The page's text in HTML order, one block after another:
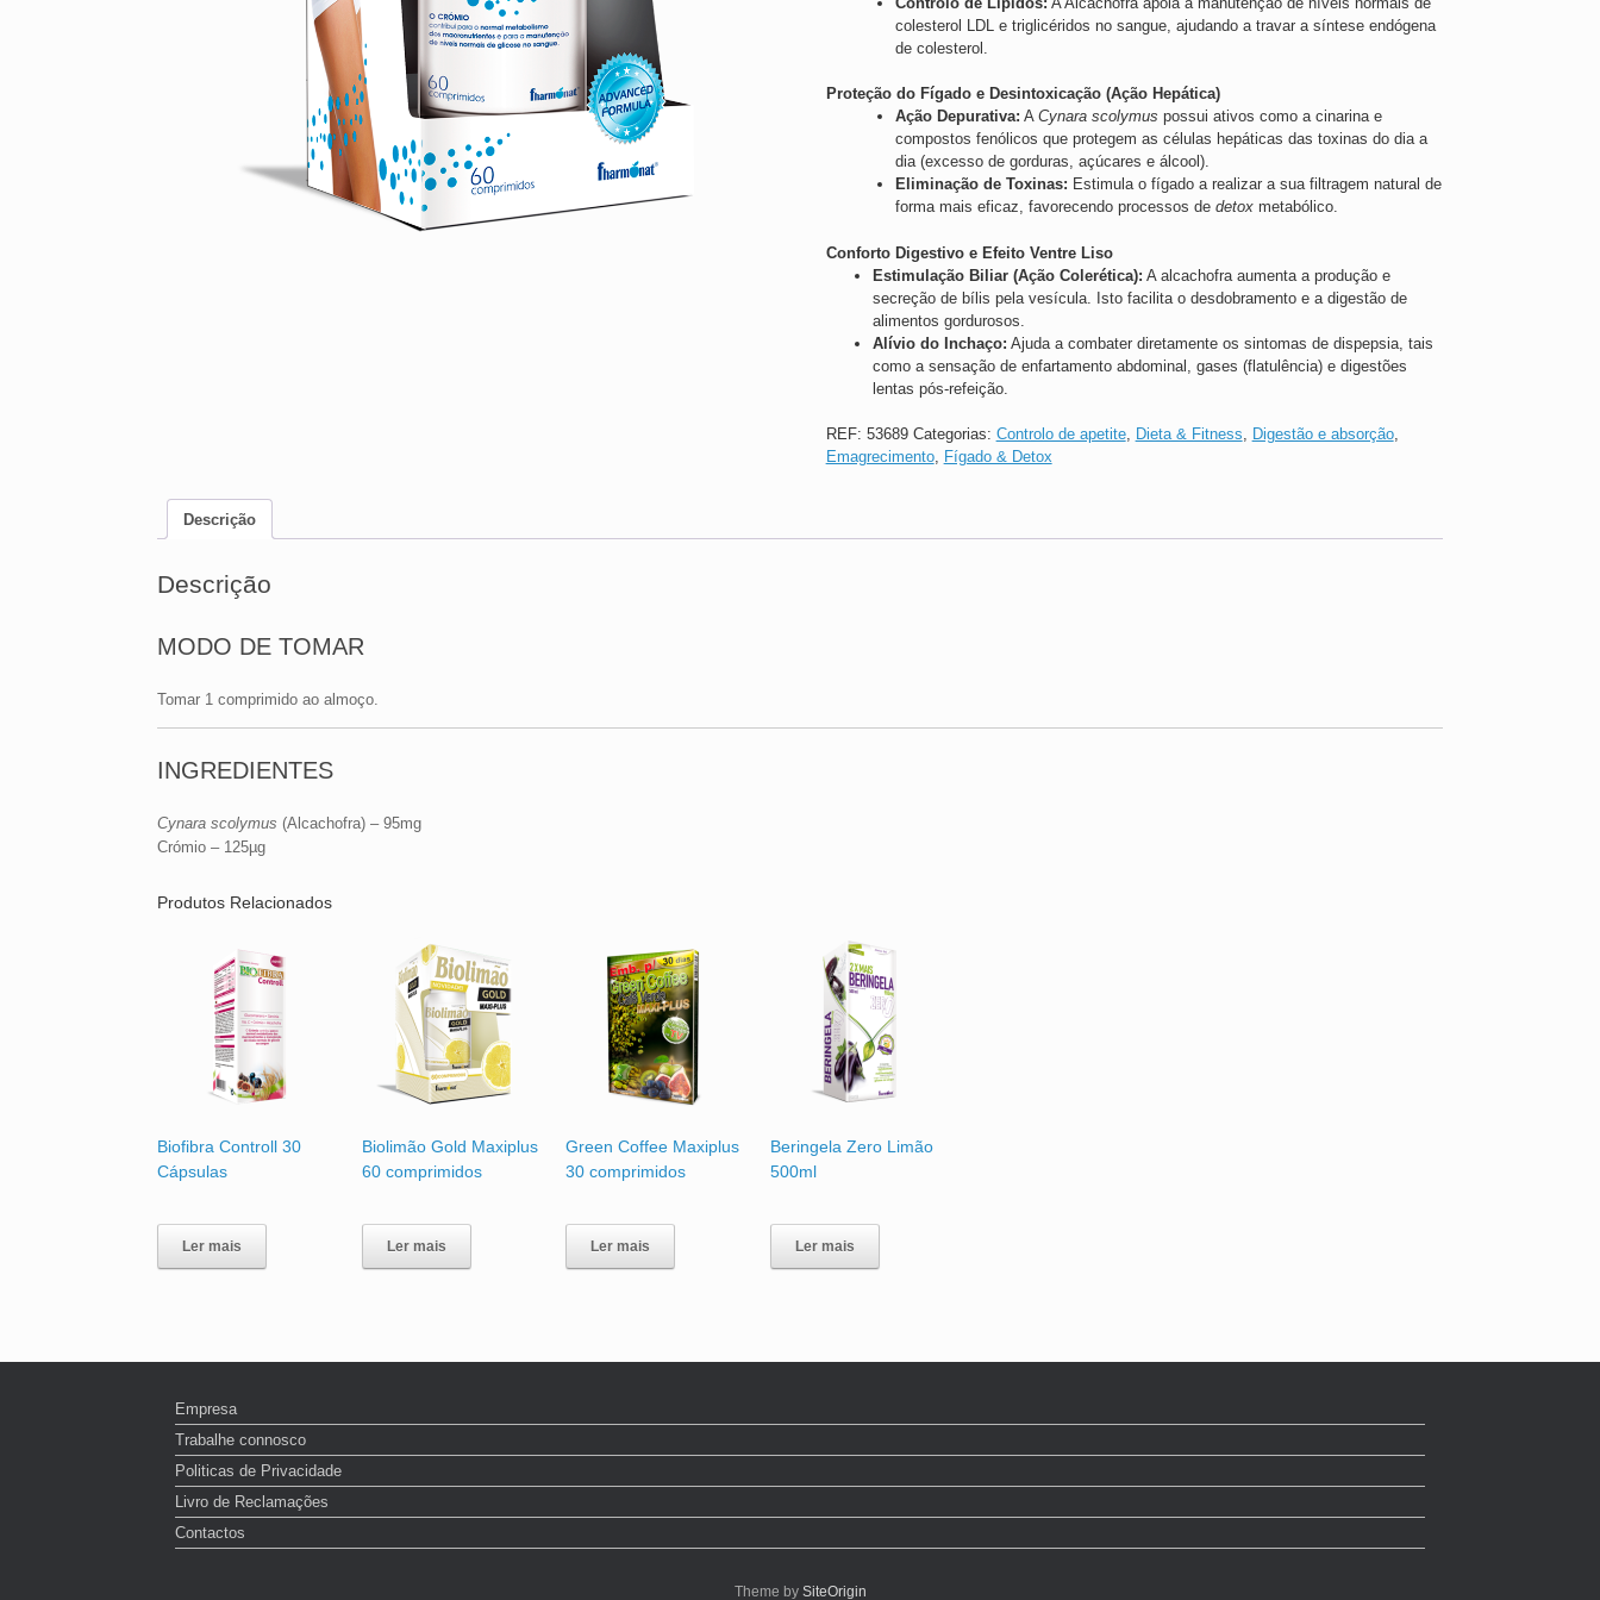
colesterol LDL e triglicéridos no sangue, ajudando a travar a síntese endógena
de colesterol.
Proteção do Fígado e Desintoxicação (Ação Hepática)
Ação Depurativa: ACynara scolymus possui ativos como a cinarina e
compostos fenólicos que protegem as células hepáticas das toxinas do dia a
dia (excesso de gorduras, açúcares e álcool).
Eliminação de Toxinas: Estimula o fígado a realizar a sua filtragem natural de
forma mais eficaz, favorecendo processos dedetox metabólico.
Conforto Digestivo e Efeito Ventre Liso
Estimulação Biliar (Ação Colerética): A alcachofra aumenta a produção e
secreção de bílis pela vesícula. Isto facilita o desdobramento e a digestão de
alimentos gordurosos.
Alívio do Inchaço: Ajuda a combater diretamente os sintomas de dispepsia, tais
como a sensação de enfartamento abdominal, gases (flatulência) e digestões
lentas pós-refeição.
REF: 53689 Categorias: Controlo de apetite, Dieta & Fitness, Digestão e absorção,
Emagrecimento, Fígado & Detox
Descrição
Descrição
MODO DE TOMAR
Tomar 1 comprimido ao almoço.
INGREDIENTES
Cynara scolymus (Alcachofra) – 95mg
Crómio – 125µg
Produtos Relacionados
Biofibra Controll 30
Cápsulas
Ler mais
Biolimão Gold Maxiplus
60 comprimidos
Ler mais
Green Coffee Maxiplus
30 comprimidos
Ler mais
Beringela Zero Limão
500ml
Ler mais
Empresa
Trabalhe connosco
Politicas de Privacidade
Livro de Reclamações
Contactos
Theme by SiteOrigin